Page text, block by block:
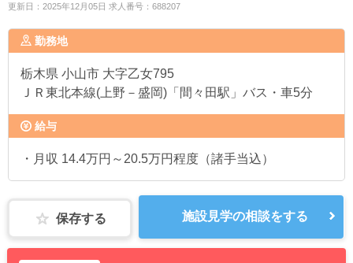
更新日：2025年12月05日 求人番号：688207
勤務地
栃木県 小山市 大字乙女795
ＪＲ東北本線(上野－盛岡)「間々田駅」バス・車5分
給与
・月収 14.4万円～20.5万円程度（諸手当込）
保存する 施設見学の相談をする